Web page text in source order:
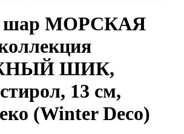
шар МОРСКАЯ
ШИК,
13 см,
(Winter Deco)